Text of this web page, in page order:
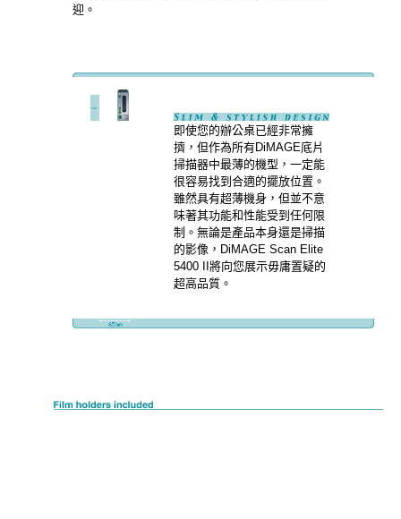
迎。
即使您的辦公桌已經非常擁
擠，但作為所有DiMAGE底片
掃描器中最薄的機型，一定能
很容易找到合適的擺放位置。
雖然具有超薄機身，但並不意
味著其功能和性能受到任何限
制。無論是產品本身還是掃描
的影像，DiMAGE Scan Elite
5400 II將向您展示毋庸置疑的
超高品質。